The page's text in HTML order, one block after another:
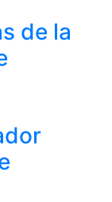
de la